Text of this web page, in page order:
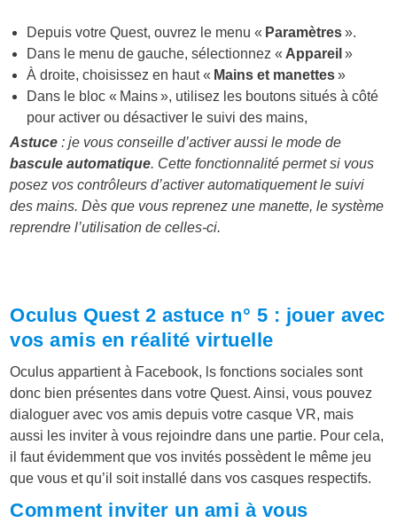
Depuis votre Quest, ouvrez le menu « Paramètres».
Dans le menu de gauche, sélectionnez « Appareil »
À droite, choisissez en haut « Mains et manettes»
Dans le bloc « Mains », utilisez les boutons situés à côté
pour activer ou désactiver le suivi des mains,
Astuce : je vous conseille d’activer aussi le mode de
bascule automatique. Cette fonctionnalité permet si vous
posez vos contrôleurs d’activer automatiquement le suivi
des mains. Dès que vous reprenez une manette, le système
reprendre l’utilisation de celles-ci.
Oculus Quest 2 astuce n° 5 : jouer avec
vos amis en réalité virtuelle
Oculus appartient à Facebook, ls fonctions sociales sont
donc bien présentes dans votre Quest. Ainsi, vous pouvez
dialoguer avec vos amis depuis votre casque VR, mais
aussi les inviter à vous rejoindre dans une partie. Pour cela,
il faut évidemment que vos invités possèdent le même jeu
que vous et qu’il soit installé dans vos casques respectifs.
Comment inviter un ami à vous